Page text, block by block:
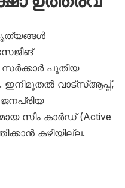
പുതിയ
ഇനിമുതൽ വാട്‌സ്ആപ്പ്,
ജനപ്രിയ
സിം കാർഡ് (Active
കഴിയില്ല.